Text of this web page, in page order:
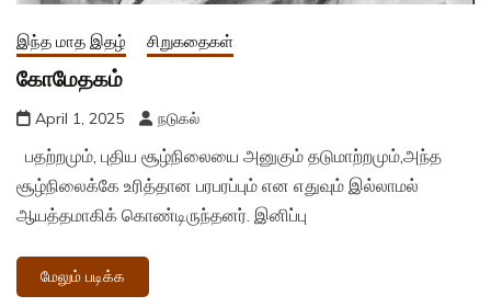
இந்த மாத இதழ் சிறுகதைகள்
கோமேதகம்
April 1, 2025 நடுகல்
பதற்றமும், புதிய சூழ்நிலையை அனுகும் தடுமாற்றமும்,அந்த
சூழ்நிலைக்கே உரித்தான பரபரப்பும் என எதுவும் இல்லாமல்
ஆயத்தமாகிக் கொண்டிருந்தனர். இனிப்பு
மேலும் படிக்க